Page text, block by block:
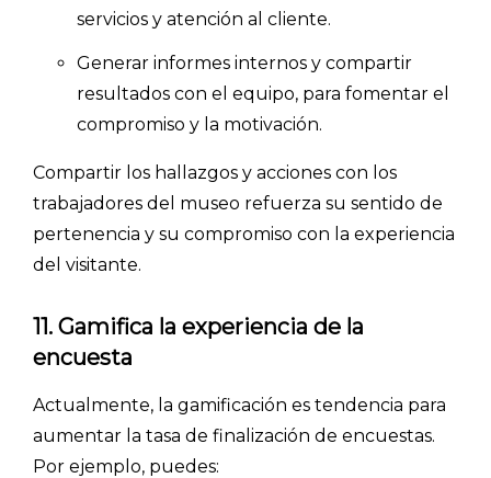
servicios y atención al cliente.
Generar informes internos y compartir
resultados con el equipo, para fomentar el
compromiso y la motivación.
Compartir los hallazgos y acciones con los
trabajadores del museo refuerza su sentido de
pertenencia y su compromiso con la experiencia
del visitante.
11. Gamifica la experiencia de la
encuesta
Actualmente, la gamificación es tendencia para
aumentar la tasa de finalización de encuestas.
Por ejemplo, puedes: